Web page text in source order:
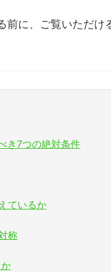
に、ご覧いただけ
き7つの絶対条件
ているか
称